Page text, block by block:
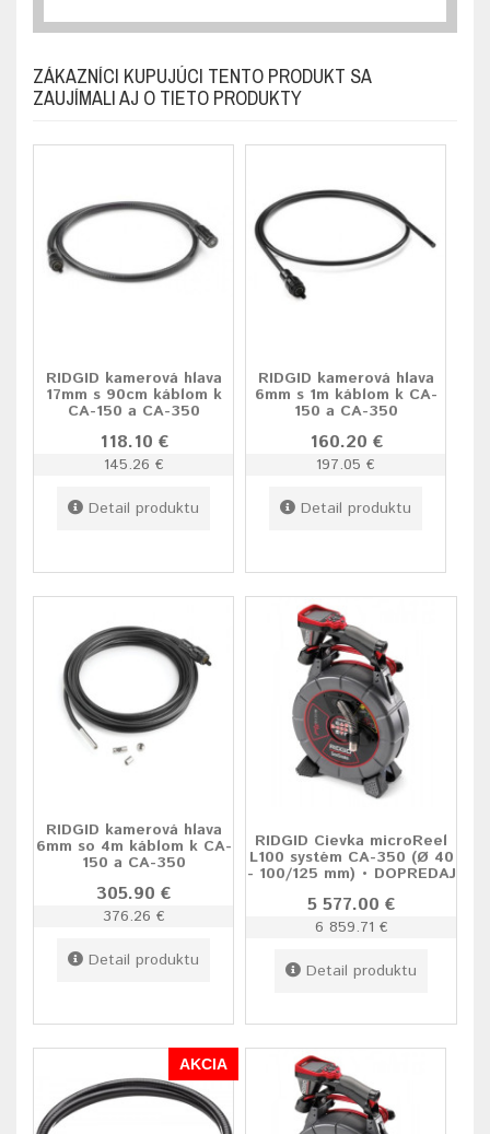
ZÁKAZNÍCI KUPUJÚCI TENTO PRODUKT SA
ZAUJÍMALI AJ O TIETO PRODUKTY
RIDGID kamerová hlava
17mm s 90cm káblom k
CA-150 a CA-350
118.10 €
145.26 €
Detail produktu
RIDGID kamerová hlava
6mm s 1m káblom k CA-
150 a CA-350
160.20 €
197.05 €
Detail produktu
RIDGID kamerová hlava
6mm so 4m káblom k CA-
150 a CA-350
305.90 €
376.26 €
Detail produktu
RIDGID Cievka microReel
L100 systém CA-350 (Ø 40
- 100/125 mm) • DOPREDAJ
5 577.00 €
6 859.71 €
Detail produktu
AKCIA